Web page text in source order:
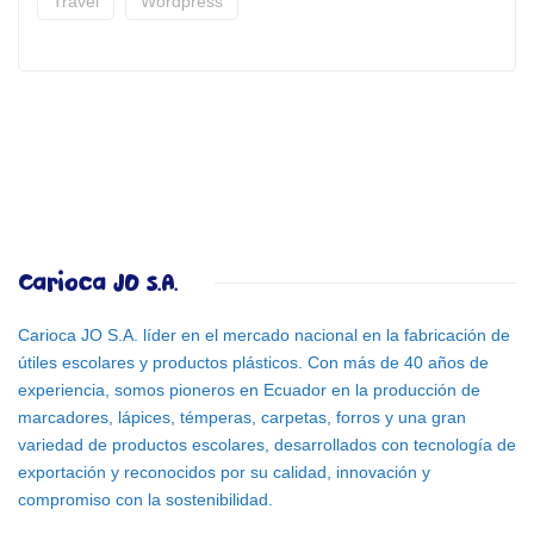
Carioca JO S.A.
Carioca JO S.A. líder en el mercado nacional en la fabricación de
útiles escolares y productos plásticos. Con más de 40 años de
experiencia, somos pioneros en Ecuador en la producción de
marcadores, lápices, témperas, carpetas, forros y una gran
variedad de productos escolares, desarrollados con tecnología de
exportación y reconocidos por su calidad, innovación y
compromiso con la sostenibilidad.